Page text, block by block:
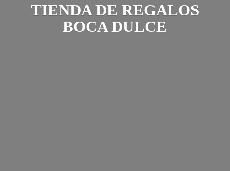
TIENDA DE REGALOS
BOCA DULCE